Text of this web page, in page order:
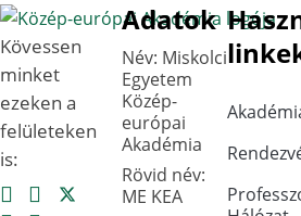
Kövessen
minket
ezeken a
felületeken
is:
Adatok
Név: Miskolci
Egyetem
Közép-
európai
Akadémia
Rövid név:
ME KEA